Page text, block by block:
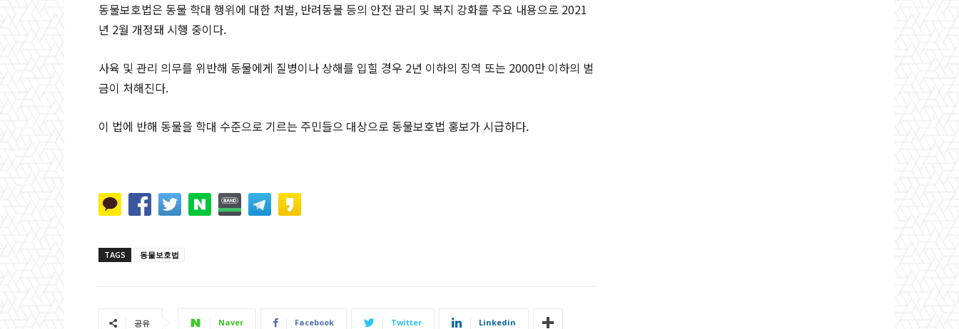
동물보호법은 동물 학대 행위에 대한 처벌, 반려동물 등의 안전 관리 및 복지 강화를 주요 내용으로 2021
년 2월 개정돼 시행 중이다.
사육 및 관리 의무를 위반해 동물에게 질병이나 상해를 입힐 경우 2년 이하의 징역 또는 2000만 이하의 벌
금이 처해진다.
이 법에 반해 동물을 학대 수준으로 기르는 주민들으 대상으로 동물보호법 홍보가 시급하다.
TAGS 동물보호법
공유 Naver Facebook Twitter Linkedin